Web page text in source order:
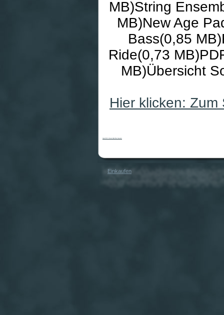
MB)String
MB)New Age
Bass(0,85
Ride(0,73
MB)Übersicht
Hier klicken: Zum
Einkaufen